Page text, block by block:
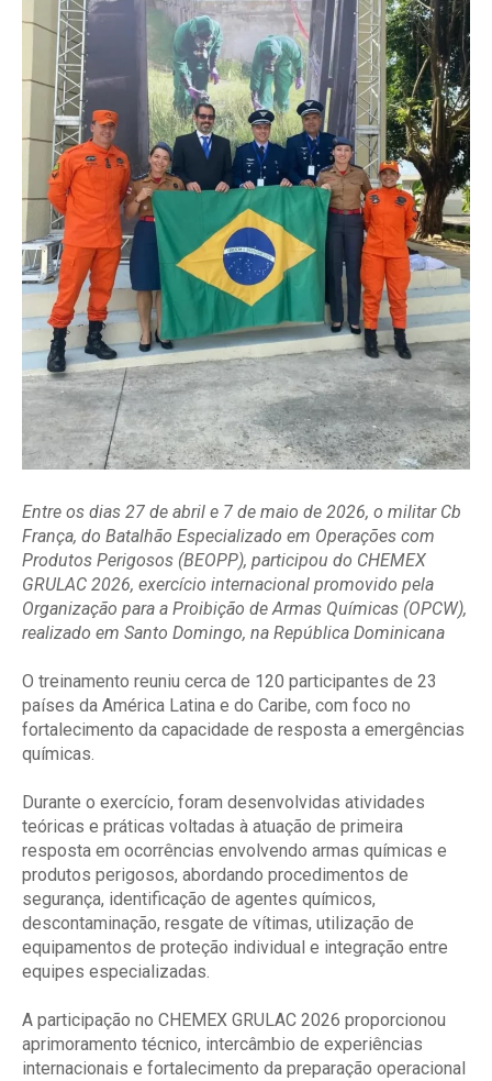
Entre os dias 27 de abril e 7 de maio de 2026, o militar Cb
França, do Batalhão Especializado em Operações com
Produtos Perigosos (BEOPP), participou do CHEMEX
GRULAC 2026, exercício internacional promovido pela
Organização para a Proibição de Armas Químicas (OPCW),
realizado em Santo Domingo, na República Dominicana
O treinamento reuniu cerca de 120 participantes de 23
países da América Latina e do Caribe, com foco no
fortalecimento da capacidade de resposta a emergências
químicas.
Durante o exercício, foram desenvolvidas atividades
teóricas e práticas voltadas à atuação de primeira
resposta em ocorrências envolvendo armas químicas e
produtos perigosos, abordando procedimentos de
segurança, identificação de agentes químicos,
descontaminação, resgate de vítimas, utilização de
equipamentos de proteção individual e integração entre
equipes especializadas.
A participação no CHEMEX GRULAC 2026 proporcionou
aprimoramento técnico, intercâmbio de experiências
internacionais e fortalecimento da preparação operacional